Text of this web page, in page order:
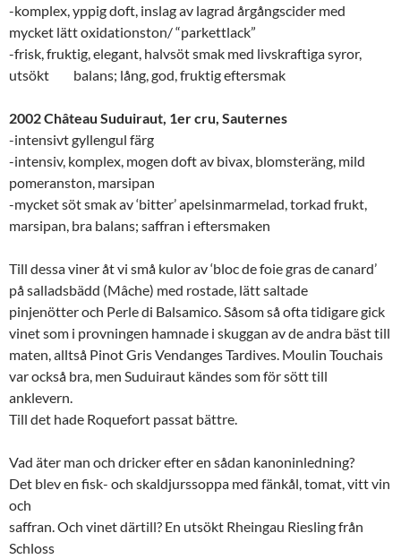
-komplex, yppig doft, inslag av lagrad årgångscider med
mycket lätt oxidationston/ “parkettlack”
-frisk, fruktig, elegant, halvsöt smak med livskraftiga syror,
utsökt balans; lång, god, fruktig eftersmak
2002 Château Suduiraut, 1er cru, Sauternes
-intensivt gyllengul färg
-intensiv, komplex, mogen doft av bivax, blomsteräng, mild
pomeranston, marsipan
-mycket söt smak av ‘bitter’ apelsinmarmelad, torkad frukt,
marsipan, bra balans; saffran i eftersmaken
Till dessa viner åt vi små kulor av ‘bloc de foie gras de canard’
på salladsbädd (Mâche) med rostade, lätt saltade
pinjenötter och Perle di Balsamico. Såsom så ofta tidigare gick
vinet som i provningen hamnade i skuggan av de andra bäst till
maten, alltså Pinot Gris Vendanges Tardives. Moulin Touchais
var också bra, men Suduiraut kändes som för sött till
anklevern.
Till det hade Roquefort passat bättre.
Vad äter man och dricker efter en sådan kanoninledning?
Det blev en fisk- och skaldjurssoppa med fänkål, tomat, vitt vin
och
saffran. Och vinet därtill? En utsökt Rheingau Riesling från
Schloss